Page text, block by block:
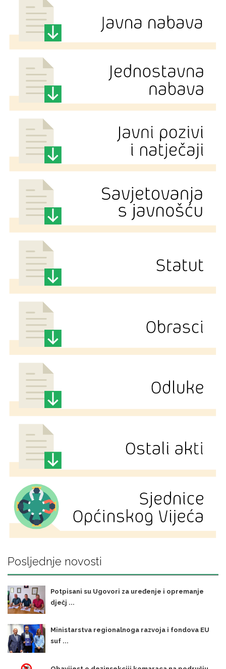
Posljednje novosti
Potpisani su Ugovori za uređenje i opremanje
dječj ...
Ministarstva regionalnoga razvoja i fondova EU
suf ...